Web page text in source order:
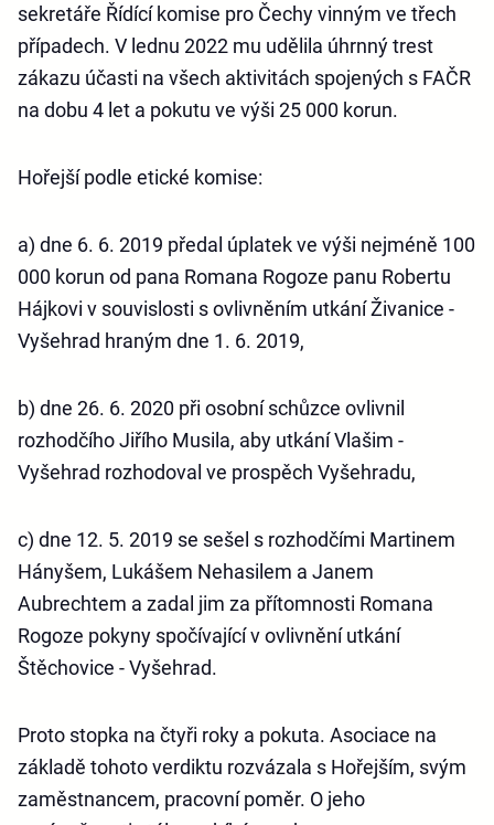
sekretáře Řídící komise pro Čechy vinným ve třech
případech. V lednu 2022 mu udělila úhrnný trest
zákazu účasti na všech aktivitách spojených s FAČR
na dobu 4 let a pokutu ve výši 25 000 korun.
Hořejší podle etické komise:
a) dne 6. 6. 2019 předal úplatek ve výši nejméně 100
000 korun od pana Romana Rogoze panu Robertu
Hájkovi v souvislosti s ovlivněním utkání Živanice -
Vyšehrad hraným dne 1. 6. 2019,
b) dne 26. 6. 2020 při osobní schůzce ovlivnil
rozhodčího Jiřího Musila, aby utkání Vlašim -
Vyšehrad rozhodoval ve prospěch Vyšehradu,
c) dne 12. 5. 2019 se sešel s rozhodčími Martinem
Hányšem, Lukášem Nehasilem a Janem
Aubrechtem a zadal jim za přítomnosti Romana
Rogoze pokyny spočívající v ovlivnění utkání
Štěchovice - Vyšehrad.
Proto stopka na čtyři roky a pokuta. Asociace na
základě tohoto verdiktu rozvázala s Hořejším, svým
zaměstnancem, pracovní poměr. O jeho